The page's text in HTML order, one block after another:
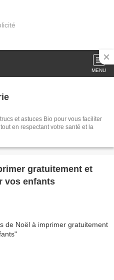
MENU
et astuces Bio pour vous faciliter
en respectant votre santé et la
gratuitement et
vos enfants